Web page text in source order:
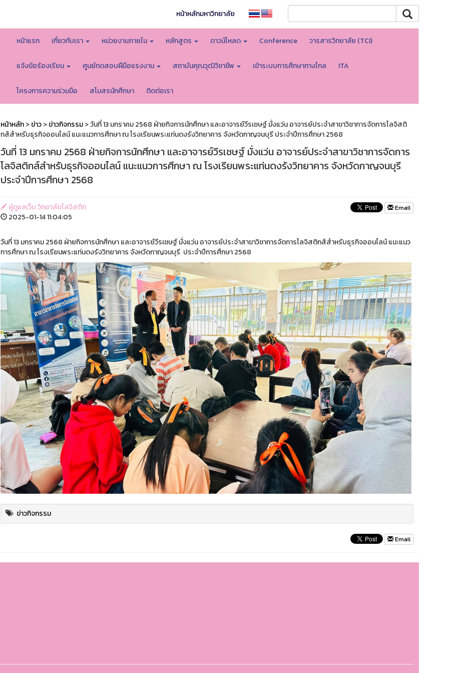
หน้าหลักมหาวิทยาลัย
หน้าแรก เกี่ยวกับเรา หน่วยงานภายใน หลักสูตร ดาวน์โหลด Conference วารสารวิทยาลัย (TCI)
แจ้งข้อร้องเรียน ศูนย์ทดสอบฝีมือแรงงาน สถาบันคุณวุฒิวิชาชีพ เข้าระบบการศึกษาทางไกล ITA
โครงการความร่วมมือ สโมสรนักศึกษา ติดต่อเรา
หน้าหลัก>ข่าว>ข่าวกิจกรรม> วันที่ 13 มกราคม 2568 ฝ่ายกิจการนักศึกษา และอาจารย์วีรเชษฐ์ มั่งแว่น อาจารย์ประจำสาขาวิชาการจัดการโลจิสติ
กส์สำหรับธุรกิจออนไลน์ แนะแนวการศึกษา ณ โรงเรียนพระแท่นดงรังวิทยาคาร จังหวัดกาญจนบุรี ประจำปีการศึกษา 2568
วันที่ 13 มกราคม 2568 ฝ่ายกิจการนักศึกษา และอาจารย์วีรเชษฐ์ มั่งแว่น อาจารย์ประจำสาขาวิชาการจัดการ
โลจิสติกส์สำหรับธุรกิจออนไลน์ แนะแนวการศึกษา ณ โรงเรียนพระแท่นดงรังวิทยาคาร จังหวัดกาญจนบุรี
ประจำปีการศึกษา 2568
ผู้ดูแลเว็บ วิทยาลัยโลจิสติก
2025-01-14 11:04:05
Email
วันที่ 13 มกราคม 2568 ฝ่ายกิจการนักศึกษา และอาจารย์วีรเชษฐ์ มั่งแว่น อาจารย์ประจำสาขาวิชาการจัดการโลจิสติกส์สำหรับธุรกิจออนไลน์ แนะแนว
การศึกษา ณ โรงเรียนพระแท่นดงรังวิทยาคาร จังหวัดกาญจนบุรี ประจำปีการศึกษา 2568
ข่าวกิจกรรม
Email